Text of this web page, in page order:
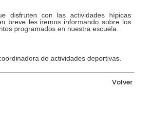
disfruten con las actividades hípicas
breve les iremos informando sobre los
programados en nuestra escuela.
de actividades deportivas.
Volver